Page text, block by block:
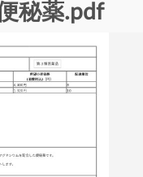
秘薬.pdf